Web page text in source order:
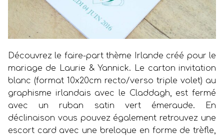
Découvrez le faire-part thème Irlande créé pour le
mariage de Laurie & Yannick. Le carton invitation
blanc (format 10x20cm recto/verso triple volet) au
graphisme irlandais avec le Claddagh, est fermé
avec un ruban satin vert émeraude. En
déclinaison vous pouvez également retrouvez une
escort card avec une breloque en forme de trèfle,